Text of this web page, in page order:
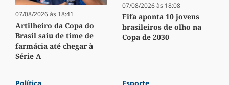
07/08/2026 às 18:41
Artilheiro da Copa do
Brasil saiu de time de
farmácia até chegar à
Série A
07/08/2026 às 18:08
Fifa aponta 10 jovens
brasileiros de olho na
Copa de 2030